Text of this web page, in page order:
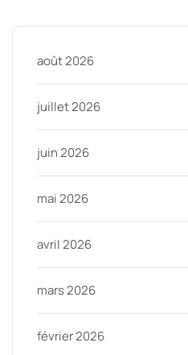
août 2026
juillet 2026
juin 2026
mai 2026
avril 2026
mars 2026
février 2026